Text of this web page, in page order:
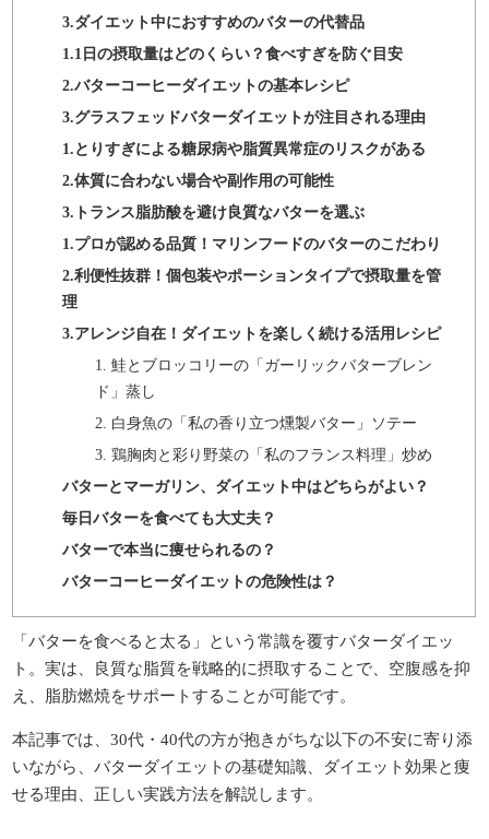
3.ダイエット中におすすめのバターの代替品
1.1日の摂取量はどのくらい？食べすぎを防ぐ目安
2.バターコーヒーダイエットの基本レシピ
3.グラスフェッドバターダイエットが注目される理由
1.とりすぎによる糖尿病や脂質異常症のリスクがある
2.体質に合わない場合や副作用の可能性
3.トランス脂肪酸を避け良質なバターを選ぶ
1.プロが認める品質！マリンフードのバターのこだわり
2.利便性抜群！個包装やポーションタイプで摂取量を管
理
3.アレンジ自在！ダイエットを楽しく続ける活用レシピ
1. 鮭とブロッコリーの「ガーリックバターブレン
ド」蒸し
2. 白身魚の「私の香り立つ燻製バター」ソテー
3. 鶏胸肉と彩り野菜の「私のフランス料理」炒め
バターとマーガリン、ダイエット中はどちらがよい？
毎日バターを食べても大丈夫？
バターで本当に痩せられるの？
バターコーヒーダイエットの危険性は？
「バターを食べると太る」という常識を覆すバターダイエッ
ト。実は、良質な脂質を戦略的に摂取することで、空腹感を抑
え、脂肪燃焼をサポートすることが可能です。
本記事では、30代・40代の方が抱きがちな以下の不安に寄り添
いながら、バターダイエットの基礎知識、ダイエット効果と痩
せる理由、正しい実践方法を解説します。